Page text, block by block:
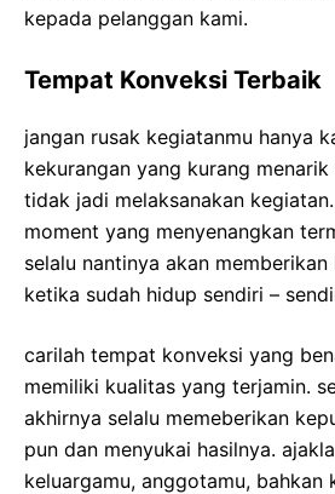
kepada pelanggan kami.
Tempat Konveksi Terbaik
jangan rusak kegiatanmu hanya
kekurangan yang kurang menarik
tidak jadi melaksanakan
moment yang menyenangkan
selalu nantinya akan memberikan
ketika sudah hidup sendiri –
carilah tempat konveksi yang
memiliki kualitas yang terjamin.
akhirnya selalu memeberikan
pun dan menyukai hasilnya.
keluargamu, anggotamu, bahkan